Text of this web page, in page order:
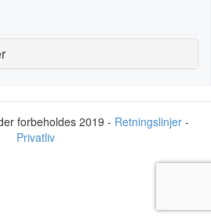
forbeholdes 2019 - Retningslinjer-
Privatliv